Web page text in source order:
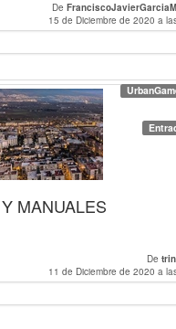
De
15 de Diciembre de 2020 a
MANUALES
De
11 de Diciembre de 2020 a